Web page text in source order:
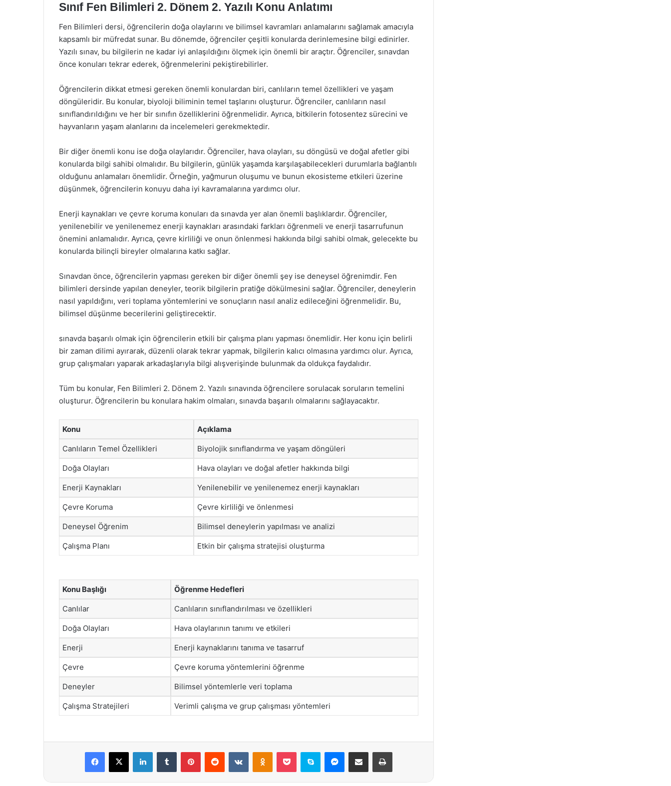
Sınıf Fen Bilimleri 2. Dönem 2. Yazılı Konu Anlatımı
Fen Bilimleri dersi, öğrencilerin doğa olaylarını ve bilimsel kavramları anlamalarını sağlamak amacıyla
kapsamlı bir müfredat sunar. Bu dönemde, öğrenciler çeşitli konularda derinlemesine bilgi edinirler.
Yazılı sınav, bu bilgilerin ne kadar iyi anlaşıldığını ölçmek için önemli bir araçtır. Öğrenciler, sınavdan
önce konuları tekrar ederek, öğrenmelerini pekiştirebilirler.
Öğrencilerin dikkat etmesi gereken önemli konulardan biri, canlıların temel özellikleri ve yaşam
döngüleridir. Bu konular, biyoloji biliminin temel taşlarını oluşturur. Öğrenciler, canlıların nasıl
sınıflandırıldığını ve her bir sınıfın özelliklerini öğrenmelidir. Ayrıca, bitkilerin fotosentez sürecini ve
hayvanların yaşam alanlarını da incelemeleri gerekmektedir.
Bir diğer önemli konu ise doğa olaylarıdır. Öğrenciler, hava olayları, su döngüsü ve doğal afetler gibi
konularda bilgi sahibi olmalıdır. Bu bilgilerin, günlük yaşamda karşılaşabilecekleri durumlarla bağlantılı
olduğunu anlamaları önemlidir. Örneğin, yağmurun oluşumu ve bunun ekosisteme etkileri üzerine
düşünmek, öğrencilerin konuyu daha iyi kavramalarına yardımcı olur.
Enerji kaynakları ve çevre koruma konuları da sınavda yer alan önemli başlıklardır. Öğrenciler,
yenilenebilir ve yenilenemez enerji kaynakları arasındaki farkları öğrenmeli ve enerji tasarrufunun
önemini anlamalıdır. Ayrıca, çevre kirliliği ve onun önlenmesi hakkında bilgi sahibi olmak, gelecekte bu
konularda bilinçli bireyler olmalarına katkı sağlar.
Sınavdan önce, öğrencilerin yapması gereken bir diğer önemli şey ise deneysel öğrenimdir. Fen
bilimleri dersinde yapılan deneyler, teorik bilgilerin pratiğe dökülmesini sağlar. Öğrenciler, deneylerin
nasıl yapıldığını, veri toplama yöntemlerini ve sonuçların nasıl analiz edileceğini öğrenmelidir. Bu,
bilimsel düşünme becerilerini geliştirecektir.
sınavda başarılı olmak için öğrencilerin etkili bir çalışma planı yapması önemlidir. Her konu için belirli
bir zaman dilimi ayırarak, düzenli olarak tekrar yapmak, bilgilerin kalıcı olmasına yardımcı olur. Ayrıca,
grup çalışmaları yaparak arkadaşlarıyla bilgi alışverişinde bulunmak da oldukça faydalıdır.
Tüm bu konular, Fen Bilimleri 2. Dönem 2. Yazılı sınavında öğrencilere sorulacak soruların temelini
oluşturur. Öğrencilerin bu konulara hakim olmaları, sınavda başarılı olmalarını sağlayacaktır.
Konu Açıklama
Canlıların Temel Özellikleri Biyolojik sınıflandırma ve yaşam döngüleri
Doğa Olayları Hava olayları ve doğal afetler hakkında bilgi
Enerji Kaynakları Yenilenebilir ve yenilenemez enerji kaynakları
Çevre Koruma Çevre kirliliği ve önlenmesi
Deneysel Öğrenim Bilimsel deneylerin yapılması ve analizi
Çalışma Planı Etkin bir çalışma stratejisi oluşturma
Konu Başlığı Öğrenme Hedefleri
Canlılar Canlıların sınıflandırılması ve özellikleri
Doğa Olayları Hava olaylarının tanımı ve etkileri
Enerji Enerji kaynaklarını tanıma ve tasarruf
Çevre Çevre koruma yöntemlerini öğrenme
Deneyler Bilimsel yöntemlerle veri toplama
Çalışma Stratejileri Verimli çalışma ve grup çalışması yöntemleri
Facebook
X LinkedInTumblr PinterestReddit VKontakteOdnoklassniki
Pocket Skype Messenger
E-Posta ile paylaş Yazdır